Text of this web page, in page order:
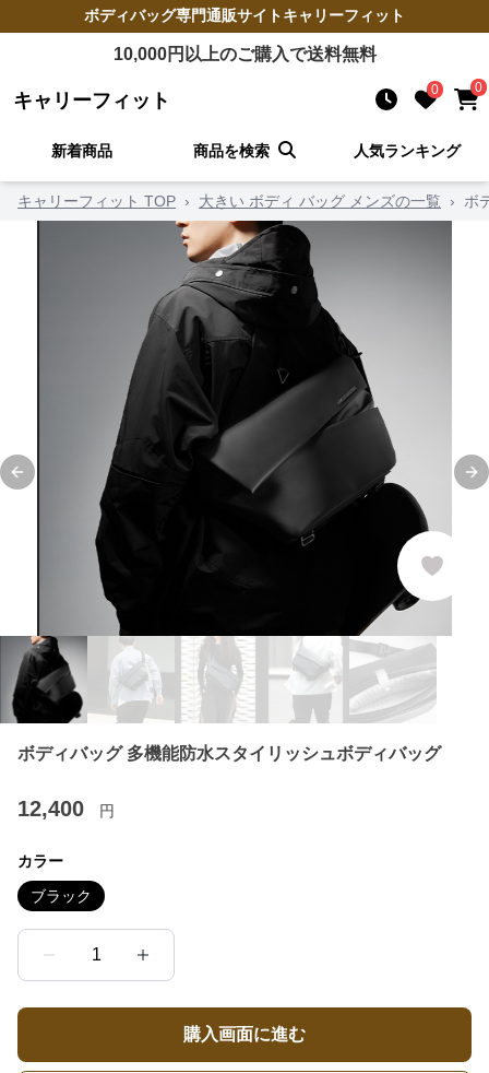
ボディバッグ専門通販サイトキャリーフィット
10,000円以上のご購入で送料無料
キャリーフィット 0 0
新着商品 商品を検索 人気ランキング
キャリーフィット TOP › 大きい ボディ バッグ メンズの一覧 › ボ
Previous slide
ボディバッグ 多機能防水スタイリッシュボディバッグ
12,400 円
カラー
ブラック
1
購入画面に進む